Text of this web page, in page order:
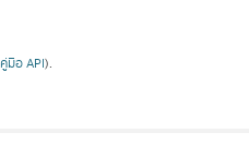
คู่มือ API).